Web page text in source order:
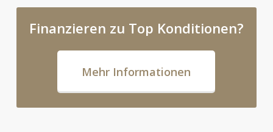
Finanzieren zu Top Konditionen?
Mehr Informationen